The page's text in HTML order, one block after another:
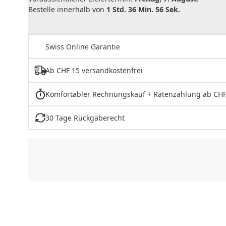
Bestelle innerhalb von 1 Std. 36 Min. 56 Sek.
Swiss Online Garantie
Ab CHF 15 versandkostenfrei
Komfortabler Rechnungskauf + Ratenzahlung ab
30 Tage Rückgaberecht